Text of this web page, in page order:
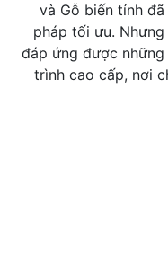
và Gỗ biến tính
pháp tối ưu.
đáp ứng được
trình cao cấp, nơi